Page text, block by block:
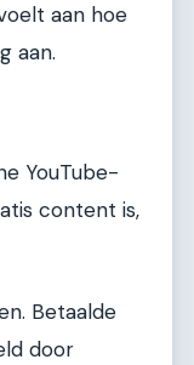
aan hoe
aan.
YouTube-
content is,
Betaalde
door